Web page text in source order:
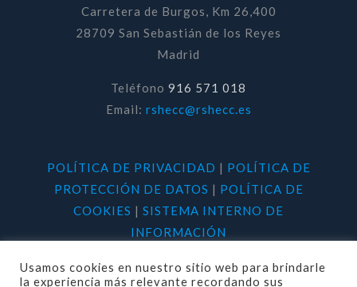
Carretera de Burgos, Km 26,400
28709 San Sebastián de los Reyes
Madrid
Teléfono 916 571 018
Email: rshecc@rshecc.es
POLÍTICA DE PRIVACIDAD | POLÍTICA DE
PROTECCIÓN DE DATOS | POLÍTICA DE
COOKIES | SISTEMA INTERNO DE
INFORMACIÓN
Usamos cookies en nuestro sitio web para brindarle
la experiencia más relevante recordando sus